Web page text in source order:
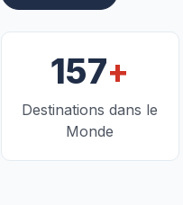
157+
Destinations dans le
Monde